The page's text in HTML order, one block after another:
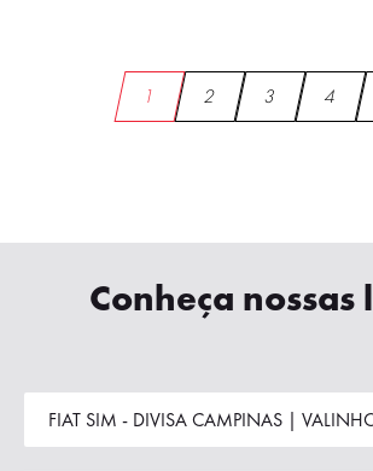
1 2 3 4
Conheça nossas